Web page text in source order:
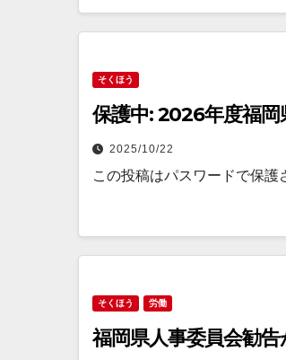
そくほう
保護中: 2026年度福
2025/10/22
この投稿はパスワードで保護
そくほう 労働
福岡県人事委員会勧